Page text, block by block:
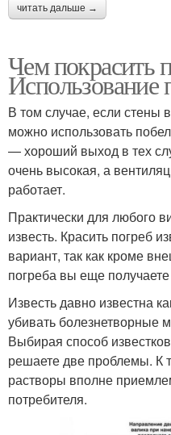
читать дальше →
Чем покрасить
Использование
В том случае, если стены
можно использовать
— хороший выход в тех
очень высокая, а
работает.
Практически для любого
известь. Красить погреб
вариант, так как кроме
погреба вы еще
Известь давно известна
убивать болезнетворные
Выбирая способ
решаете две проблемы. К
растворы вполне
потребителя.